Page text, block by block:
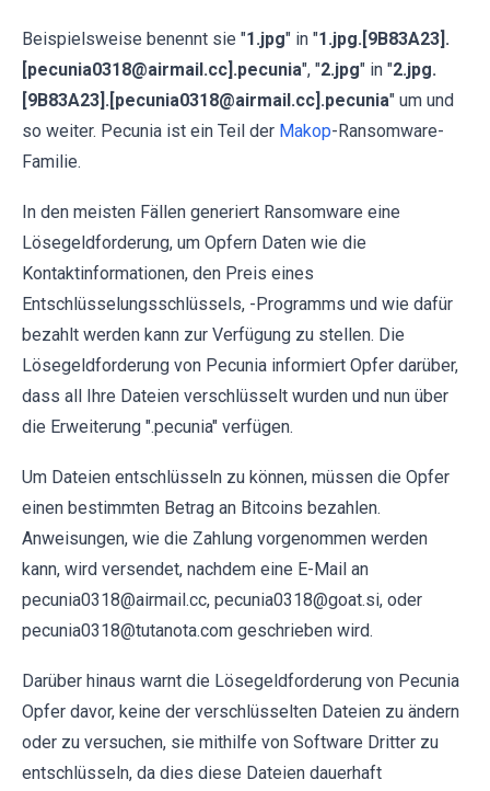
Beispielsweise benennt sie "1.jpg" in "1.jpg.[9B83A23].
[pecunia0318@airmail.cc].pecunia", "2.jpg" in "2.jpg.
[9B83A23].[pecunia0318@airmail.cc].pecunia" um und
so weiter. Pecunia ist ein Teil der Makop-Ransomware-
Familie.
In den meisten Fällen generiert Ransomware eine
Lösegeldforderung, um Opfern Daten wie die
Kontaktinformationen, den Preis eines
Entschlüsselungsschlüssels, -Programms und wie dafür
bezahlt werden kann zur Verfügung zu stellen. Die
Lösegeldforderung von Pecunia informiert Opfer darüber,
dass all Ihre Dateien verschlüsselt wurden und nun über
die Erweiterung ".pecunia" verfügen.
Um Dateien entschlüsseln zu können, müssen die Opfer
einen bestimmten Betrag an Bitcoins bezahlen.
Anweisungen, wie die Zahlung vorgenommen werden
kann, wird versendet, nachdem eine E-Mail an
pecunia0318@airmail.cc, pecunia0318@goat.si, oder
pecunia0318@tutanota.com geschrieben wird.
Darüber hinaus warnt die Lösegeldforderung von Pecunia
Opfer davor, keine der verschlüsselten Dateien zu ändern
oder zu versuchen, sie mithilfe von Software Dritter zu
entschlüsseln, da dies diese Dateien dauerhaft